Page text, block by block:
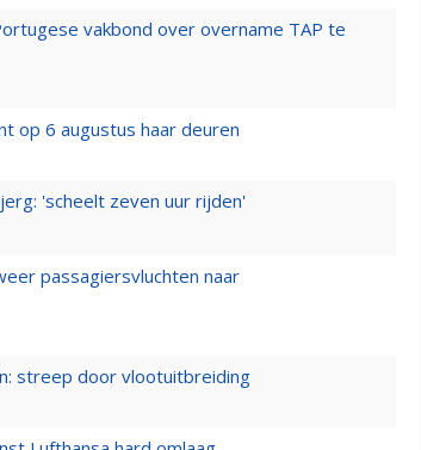
vakbond over overname TAP te
op 6 augustus haar deuren
'scheelt zeven uur rijden'
passagiersvluchten naar
streep door vlootuitbreiding